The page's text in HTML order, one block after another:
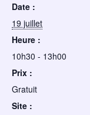
Date :
19 juillet
Heure :
10h30 - 13h00
Prix :
Gratuit
Site :